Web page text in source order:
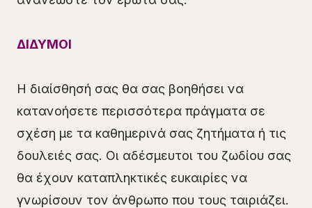
ΔΙΔΥΜΟΙ
Η διαίσθησή σας θα σας βοηθήσει να
κατανοήσετε περισσότερα πράγματα σε
σχέση με τα καθημερινά σας ζητήματα ή τις
δουλειές σας. Οι αδέσμευτοι του ζωδίου σας
θα έχουν καταπληκτικές ευκαιρίες να
γνωρίσουν τον άνθρωπο που τους ταιριάζει.